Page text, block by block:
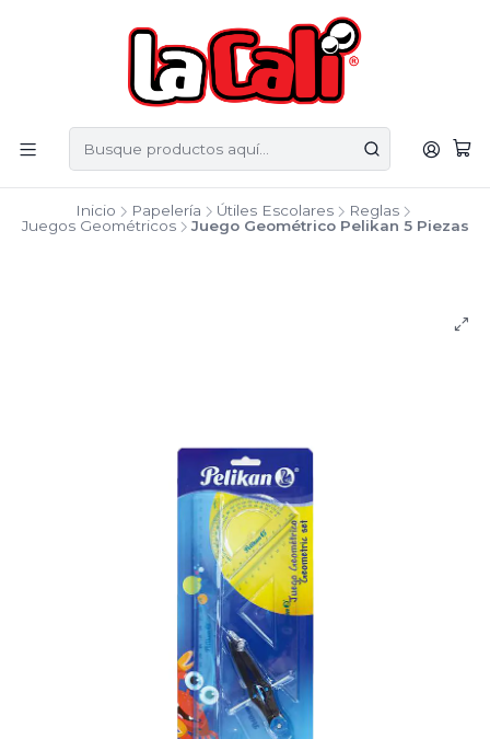
Inicio Papelería Útiles Escolares
Reglas
Juegos Geométricos
Juego Geométrico Pelikan 5 Piezas